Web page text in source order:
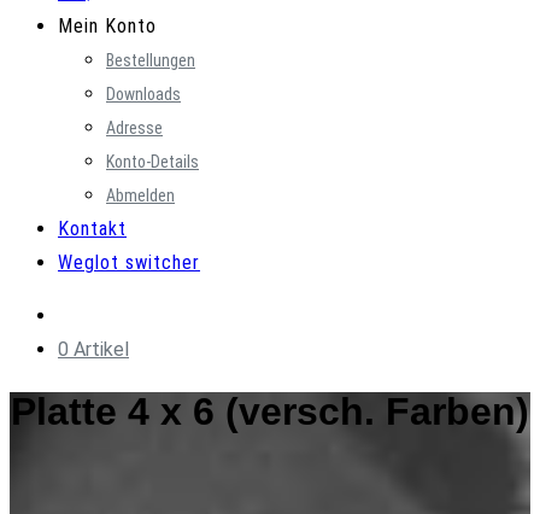
Mein Konto
Bestellungen
Downloads
Adresse
Konto-Details
Abmelden
Kontakt
Weglot switcher
0 Artikel
Platte 4 x 6 (versch. Farben)